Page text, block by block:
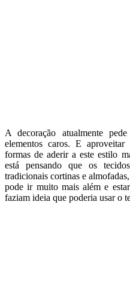
A decoração atualmente
elementos caros. E
formas de aderir a este estilo
está pensando que os
tradicionais cortinas e
pode ir muito mais além e
faziam ideia que poderia usar o